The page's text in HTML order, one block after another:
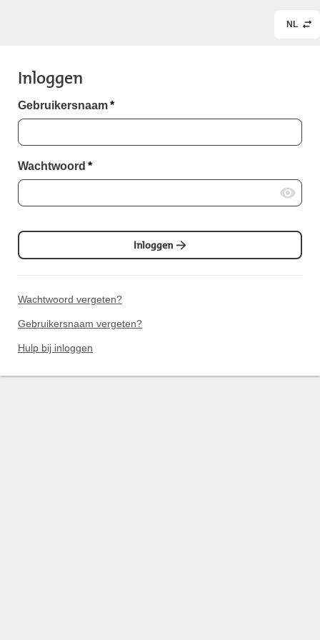
NL
Inloggen
Gebruikersnaam*
Wachtwoord *
Inloggen
Wachtwoord vergeten?
Gebruikersnaam vergeten?
Hulp bij inloggen